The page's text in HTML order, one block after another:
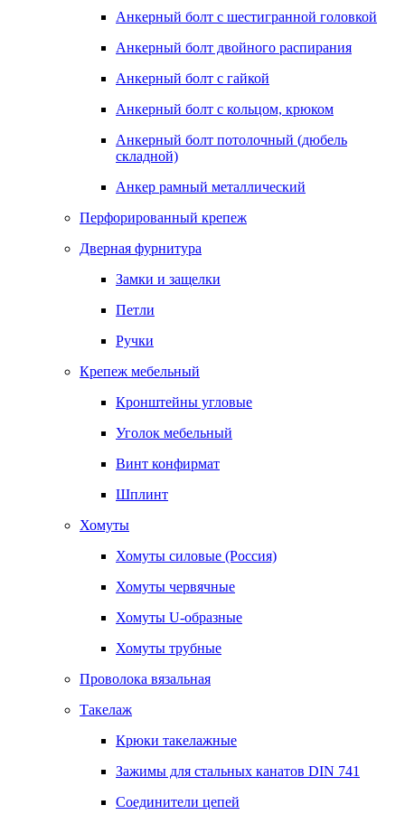
Анкерный болт с шестигранной головкой
Анкерный болт двойного распирания
Анкерный болт с гайкой
Анкерный болт с кольцом, крюком
Анкерный болт потолочный (дюбель
складной)
Анкер рамный металлический
Перфорированный крепеж
Дверная фурнитура
Замки и защелки
Петли
Ручки
Крепеж мебельный
Кронштейны угловые
Уголок мебельный
Винт конфирмат
Шплинт
Хомуты
Хомуты силовые (Россия)
Хомуты червячные
Хомуты U-образные
Хомуты трубные
Проволока вязальная
Такелаж
Крюки такелажные
Зажимы для стальных канатов DIN 741
Соединители цепей